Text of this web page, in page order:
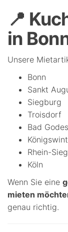
📍
in
Unsere
Bonn
Sankt
Siegburg
Troisdorf
Bad
Rhein-
Köln
Wenn Sie eine
mieten
genau richtig.